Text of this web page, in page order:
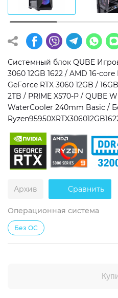
Операционная система
Windows 11 Home
Windows 11 Pro
Без ОС
Дополнительно
RGB-подсветка
Разблокированный
Сверхбыстрый M.2 SSD
Системный блок QUBE
3060 12GB 1622 / AMD 16-
GeForce RTX 3060 12GB /
2TB / PRIME X570-P / QUBE
WaterCooler 240mm Basic /
Архив Сравнить
Операционная система
Без ОС